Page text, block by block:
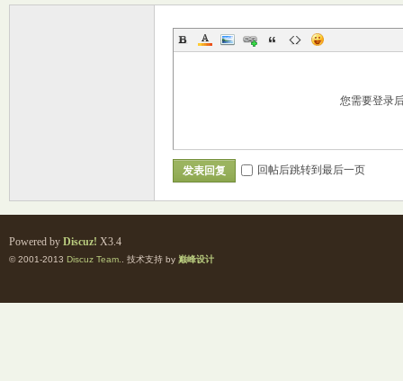
社
您需要登录
发表回复 回帖后跳转到最后一页
Powered by Discuz! X3.4
© 2001-2013 Discuz Team. . 技术支持 by 巅峰设计